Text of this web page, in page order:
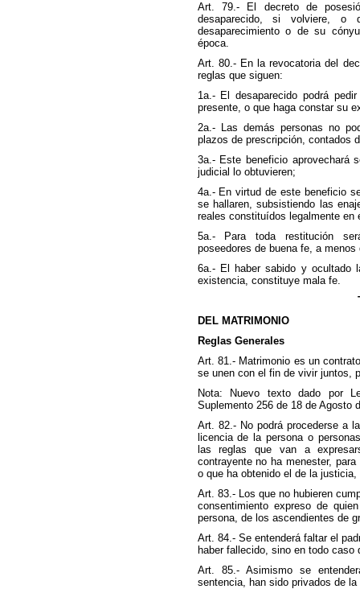
Art. 79.- El decreto de
desaparecido, si volviere, o
desaparecimiento o de su
época.
Art. 80.- En la revocatoria del
reglas que siguen:
1a.- El desaparecido podrá
presente, o que haga constar su
2a.- Las demás personas no
plazos de prescripción, contados
3a.- Este beneficio aprovechará
judicial lo obtuvieren;
4a.- En virtud de este beneficio
se hallaren, subsistiendo las
reales constituídos legalmente en
5a.- Para toda restitución
poseedores de buena fe, a menos
6a.- El haber sabido y ocultado
existencia, constituye mala fe.
DEL MATRIMONIO
Reglas Generales
Art. 81.- Matrimonio es un
se unen con el fin de vivir juntos,
Nota: Nuevo texto dado por
Suplemento 256 de 18 de Agosto
Art. 82.- No podrá procederse a
licencia de la persona o
las reglas que van a
contrayente no ha menester,
o que ha obtenido el de la
Art. 83.- Los que no hubieren
consentimiento expreso de
persona, de los ascendientes de
Art. 84.- Se entenderá faltar el
haber fallecido, sino en todo caso
Art. 85.- Asimismo se
sentencia, han sido privados de